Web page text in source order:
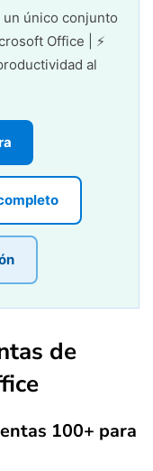
único conjunto
Office | ⚡
al
de
100+ para